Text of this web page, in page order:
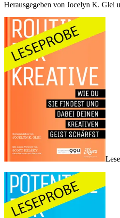
Herausgegeben von Jocelyn K. Glei